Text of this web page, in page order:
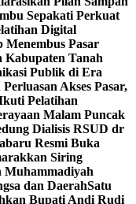
Sepakati Perkuat
Digital
Pasar
Kabupaten Tanah
Publik di Era
Akses Pasar,
Pelatihan
Malam Puncak
Dialisis RSUD dr
Resmi Buka
Siring
Muhammadiyah
dan DaerahSatu
Bupati Andi Rudi